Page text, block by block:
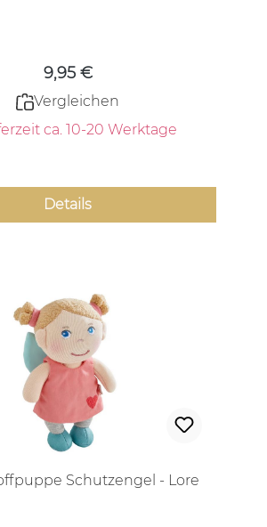
9,95 €
Vergleichen
ca. 10-20 Werktage
Details
Schutzengel - Lore